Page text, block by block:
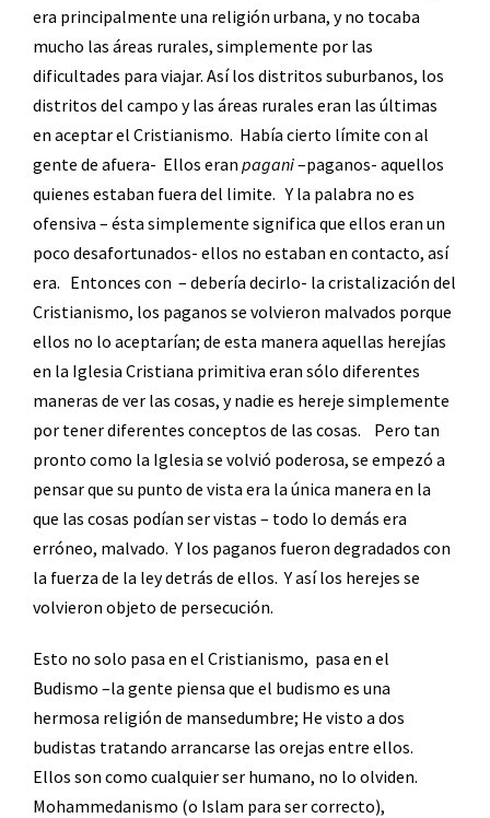
era principalmente una religión urbana, y no tocaba
mucho las áreas rurales, simplemente por las
dificultades para viajar. Así los distritos suburbanos, los
distritos del campo y las áreas rurales eran las últimas
en aceptar el Cristianismo. Había cierto límite con al
gente de afuera- Ellos eran pagani–paganos- aquellos
quienes estaban fuera del limite. Y la palabra no es
ofensiva – ésta simplemente significa que ellos eran un
poco desafortunados- ellos no estaban en contacto, así
era. Entonces con – debería decirlo- la cristalización del
Cristianismo, los paganos se volvieron malvados porque
ellos no lo aceptarían; de esta manera aquellas herejías
en la Iglesia Cristiana primitiva eran sólo diferentes
maneras de ver las cosas, y nadie es hereje simplemente
por tener diferentes conceptos de las cosas.
Pero tan
pronto como la Iglesia se volvió poderosa, se empezó a
pensar que su punto de vista era la única manera en la
que las cosas podían ser vistas – todo lo demás era
erróneo, malvado. Y los paganos fueron degradados con
la fuerza de la ley detrás de ellos. Y así los herejes se
volvieron objeto de persecución.
Esto no solo pasa en el Cristianismo, pasa en el
Budismo –la gente piensa que el budismo es una
hermosa religión de mansedumbre; He visto a dos
budistas tratando arrancarse las orejas entre ellos.
Ellos son como cualquier ser humano, no lo olviden.
Mohammedanismo (o Islam para ser correcto),